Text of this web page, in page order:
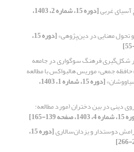
آسیای غربی [دوره 15، شماره 2، 1403،
تحول معنایی در دین‌پژوهی» [دوره 15،
شکل‌گیری فرهنگ سوگواری در جامعه
جمعی» موریس هالبواکس با مطالعه
[دوره 15، شماره 1، 1403،
دینی در بین دختران (مورد مطالعه:
صفحه 139-165]
دوستدار و یزدان‌سالاری [دوره 15،